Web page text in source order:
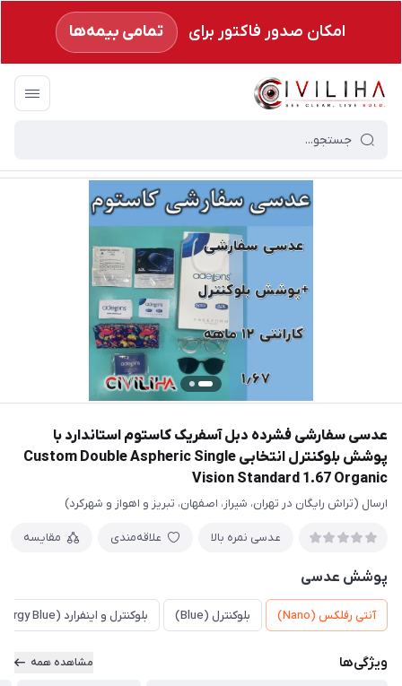
امکان صدور فاکتور برای تمامی بیمه‌ها
عدسی سفارشی فشرده دبل آسفریک کاستوم استاندارد با
پوشش بلوکنترل انتخابی Custom Double Aspheric Single
Vision Standard 1.67 Organic
ارسال (تراش رایگان در تهران، شیراز، اصفهان، تبریز و اهواز و شهرکرد)
عدسی نمره بالا علاقه‌مندی مقایسه
پوشش عدسی
آنتی رفلکس (Nano) بلوکنترل (Blue) بلوکنترل و اینفرارد (Energy Blue)
ویژگی‌ها مشاهده همه